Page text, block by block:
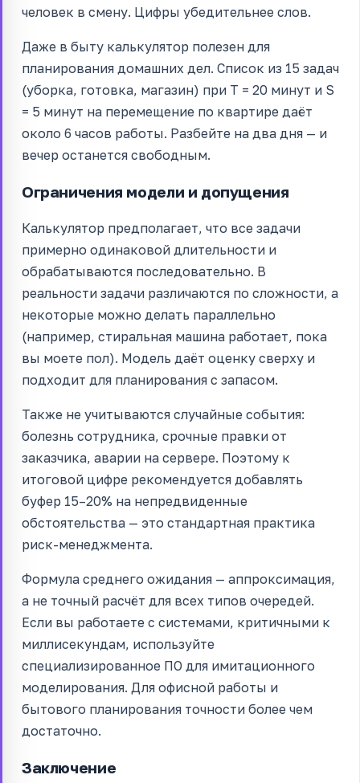
человек в смену. Цифры убедительнее слов.
Даже в быту калькулятор полезен для
планирования домашних дел. Список из 15 задач
(уборка, готовка, магазин) при T = 20 минут и S
= 5 минут на перемещение по квартире даёт
около 6 часов работы. Разбейте на два дня — и
вечер останется свободным.
Ограничения модели и допущения
Калькулятор предполагает, что все задачи
примерно одинаковой длительности и
обрабатываются последовательно. В
реальности задачи различаются по сложности, а
некоторые можно делать параллельно
(например, стиральная машина работает, пока
вы моете пол). Модель даёт оценку сверху и
подходит для планирования с запасом.
Также не учитываются случайные события:
болезнь сотрудника, срочные правки от
заказчика, аварии на сервере. Поэтому к
итоговой цифре рекомендуется добавлять
буфер 15–20% на непредвиденные
обстоятельства — это стандартная практика
риск-менеджмента.
Формула среднего ожидания — аппроксимация,
а не точный расчёт для всех типов очередей.
Если вы работаете с системами, критичными к
миллисекундам, используйте
специализированное ПО для имитационного
моделирования. Для офисной работы и
бытового планирования точности более чем
достаточно.
Заключение